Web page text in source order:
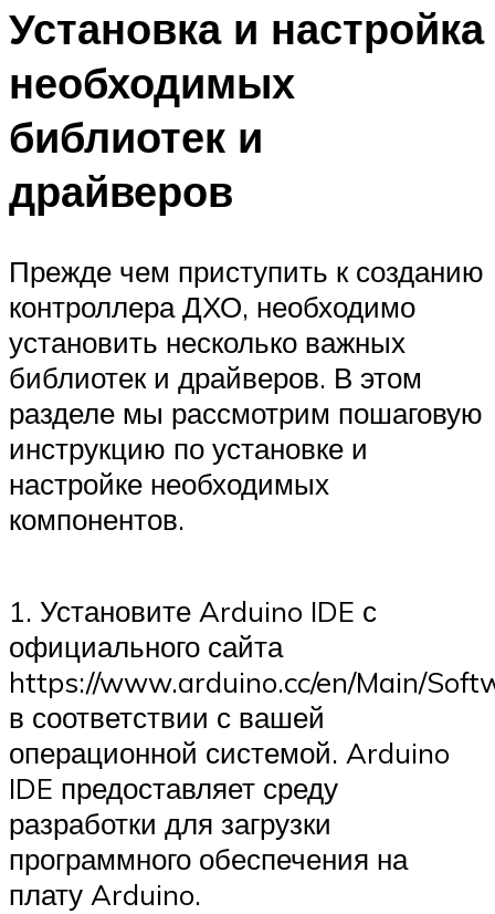
Установка и настройка
необходимых
библиотек и
драйверов
Прежде чем приступить к созданию
контроллера ДХО, необходимо
установить несколько важных
библиотек и драйверов. В этом
разделе мы рассмотрим пошаговую
инструкцию по установке и
настройке необходимых
компонентов.
1. Установите Arduino IDE с
официального сайта
https://www.arduino.cc/en/Main/
в соответствии с вашей
операционной системой. Arduino
IDE предоставляет среду
разработки для загрузки
программного обеспечения на
плату Arduino.